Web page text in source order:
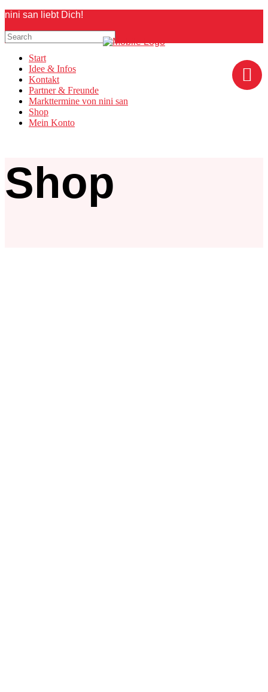
nini san liebt Dich!
Start
Idee & Infos
Kontakt
Partner & Freunde
Markttermine von nini san
Shop
Mein Konto
Shop